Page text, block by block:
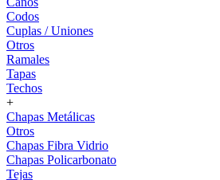
Codos
Cuplas / Uniones
Otros
Ramales
Tapas
Techos
+
Chapas Metálicas
Otros
Chapas Fibra Vidrio
Chapas Policarbonato
Tejas